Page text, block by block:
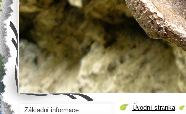
Úvodní stránka
Základní informace